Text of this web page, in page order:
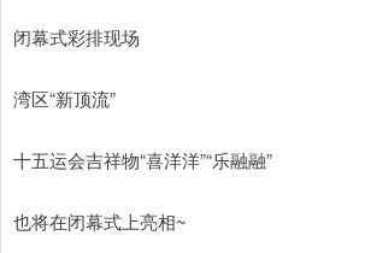
闭幕式彩排现场
湾区“新顶流”
十五运会吉祥物“喜洋洋”“乐融融”
也将在闭幕式上亮相~